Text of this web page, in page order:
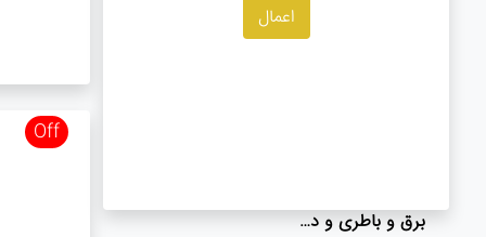
برق و باطری و دیاگ
Off